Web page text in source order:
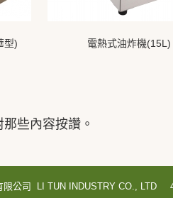
型) 電熱式油炸機(15L)
些內容按讚。
限公司 LI TUN INDUSTRY CO., LTD